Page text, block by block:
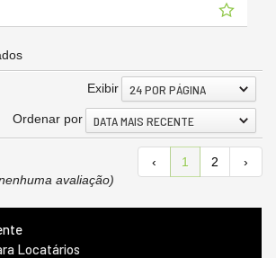
Exibir 24 POR PÁGINA
Ordenar por DATA MAIS RECENTE
‹ 1 2
›
avaliação)
Locatários